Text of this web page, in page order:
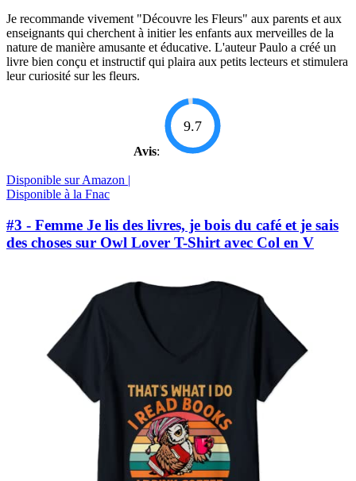
Je recommande vivement "Découvre les Fleurs" aux parents et aux
enseignants qui cherchent à initier les enfants aux merveilles de la
nature de manière amusante et éducative. L'auteur Paulo a créé un
livre bien conçu et instructif qui plaira aux petits lecteurs et stimulera
leur curiosité sur les fleurs.
Avis:
9.7
Disponible sur Amazon |
Disponible à la Fnac
#3 - Femme Je lis des livres, je bois du café et je sais
des choses sur Owl Lover T-Shirt avec Col en V